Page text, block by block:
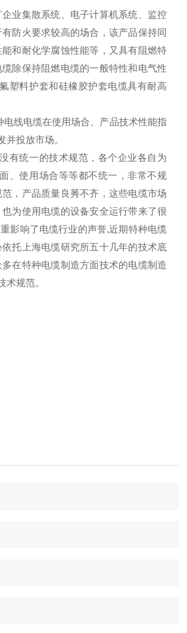
业集散系统、电子计算机系统、监控
防火要求较高的场合，该产品保持同
和耐化学腐蚀性能等，又具有阻燃特
除保持阻燃电缆的一般特性和电气性
塑料护套和硅橡胶护套电缆具有耐高
线电缆在使用场合、产品技术性能指
投放市场。
有统一的技术规范，各个企业各自为
、使用场合等等都不统一，非常不规
，产品质量良莠不齐，这些电缆市场
为使用电缆的设备安全运行带来了很
影响了电缆行业的声誉,近期特种电缆
托上海电缆研究所五十几年的技术底
在特种电缆制造方面技术的电缆制造
规范。